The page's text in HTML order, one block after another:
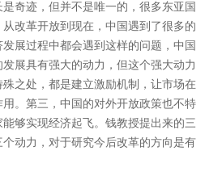
奇迹，但并不是唯一的，很多东亚国
改革开放到现在，中国遇到了很多的
展过程中都会遇到这样的问题，中国
展具有强大的动力，但这个强大动力
之处，都是建立激励机制，让市场在
。第三，中国的对外开放政策也不特
够实现经济起飞。钱教授提出来的三
动力，对于研究今后改革的方向是有